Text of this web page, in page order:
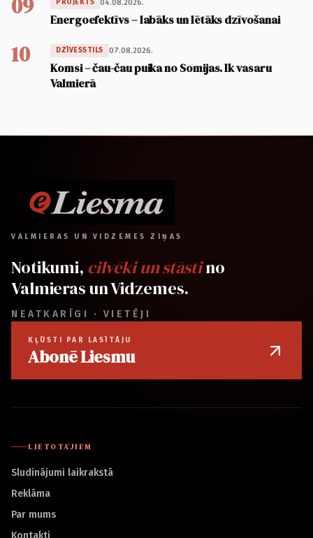
09 PROJEKTS 04.08.2026.
Energoefektīvs – labāks un lētāks dzīvošanai
10 DZĪVESSTILS 07.08.2026.
Komsi – čau-čau puika no Somijas. Ik vasaru
Valmierā
VALMIERAS UN VIDZEMES ZIŅAS
Notikumi, cilvēki un stāstino
Valmieras un Vidzemes.
NEATKARĪGI · VIETĒJI
KĻŪSTI PAR LASĪTĀJU
Abonē Liesmu
LIETOTĀJIEM
Sludinājumi laikrakstā
Reklāma
Par mums